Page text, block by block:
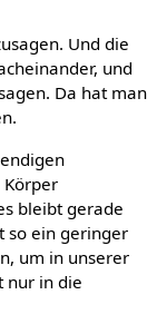
Und die
und
Da hat man
Körper
bleibt gerade
so ein geringer
um in unserer
nur in die